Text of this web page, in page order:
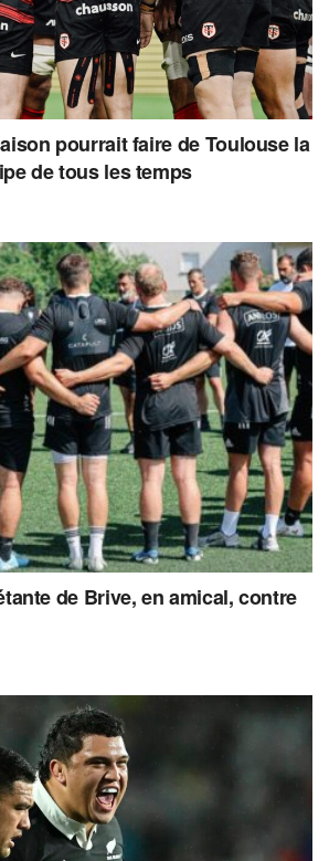
pourrait faire de Toulouse la
de tous les temps
de Brive, en amical, contre